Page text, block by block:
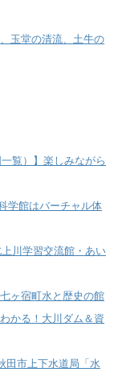
玉堂の清流、土牛の
覧）】楽しみながら
学館はバーチャル体
川学習交流館・あい
ヶ宿町水と歴史の館
かる！大川ダム＆資
田市上下水道局「水